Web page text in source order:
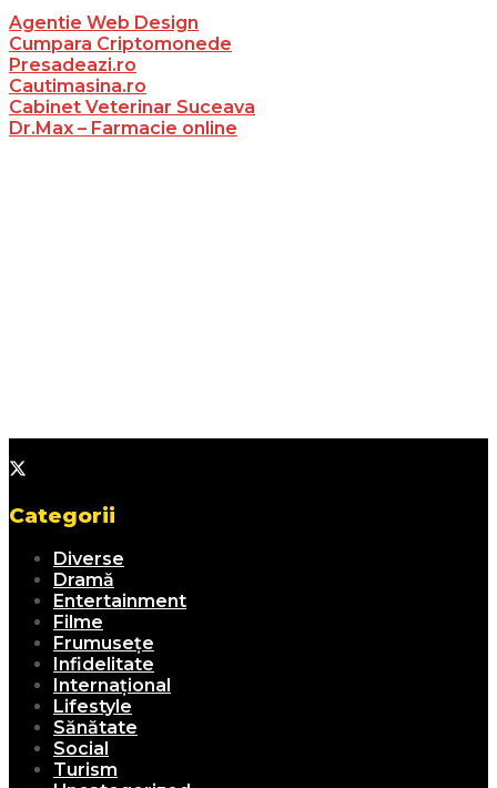
Agentie Web Design
Cumpara Criptomonede
Presadeazi.ro
Cautimasina.ro
Cabinet Veterinar Suceava
Dr.Max – Farmacie online
Categorii
Diverse
Dramă
Entertainment
Filme
Frumusețe
Infidelitate
Internațional
Lifestyle
Sănătate
Social
Turism